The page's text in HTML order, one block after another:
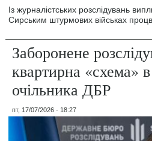
Із журналістських розслідувань
Сирським штурмових військах
Заборонене
квартирна «схема»
очільника ДБР
пт, 17/07/2026 - 18:27